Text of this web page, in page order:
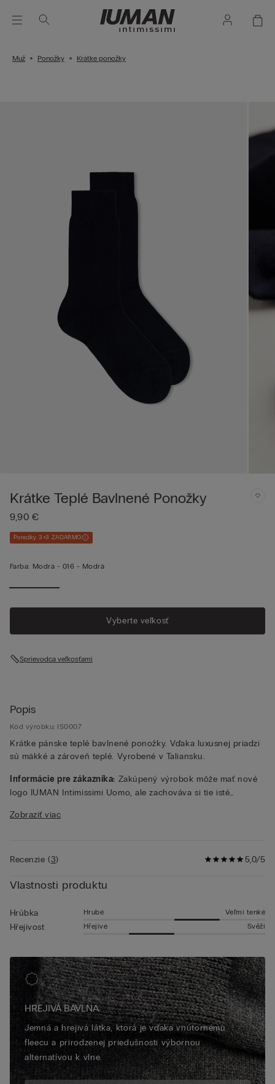
Muž Ponožky Krátke ponožky
Krátke Teplé Bavlnené Ponožky
9,90 €
Ponožky 3+3 ZADARMO
Farba: Modrá - 016 - Modrá
Vyberte veľkosť
Sprievodca veľkosťami
Popis
Kód výrobku: IS0007
Krátke pánske teplé bavlnené ponožky. Vďaka luxusnej priadzi
sú mäkké a zároveň teplé. Vyrobené v Taliansku.
Informácie pre zákazníka: Zakúpený výrobok môže mať nové
logo IUMAN Intimissimi Uomo, ale zachováva si tie isté
na tejto stránke.
Zobraziť viac
5,0/5
Recenzie(3)
Vlastnosti produktu
Hrúbka Hrubé Veľmi tenké
Hřejivost Hřejivé Svěží
HREJIVÁ BAVLNA
Jemná a hrejivá látka, ktorá je vďaka vnútornému
fleecu a prirodzenej priedušnosti výbornou
alternatívou k vlne.